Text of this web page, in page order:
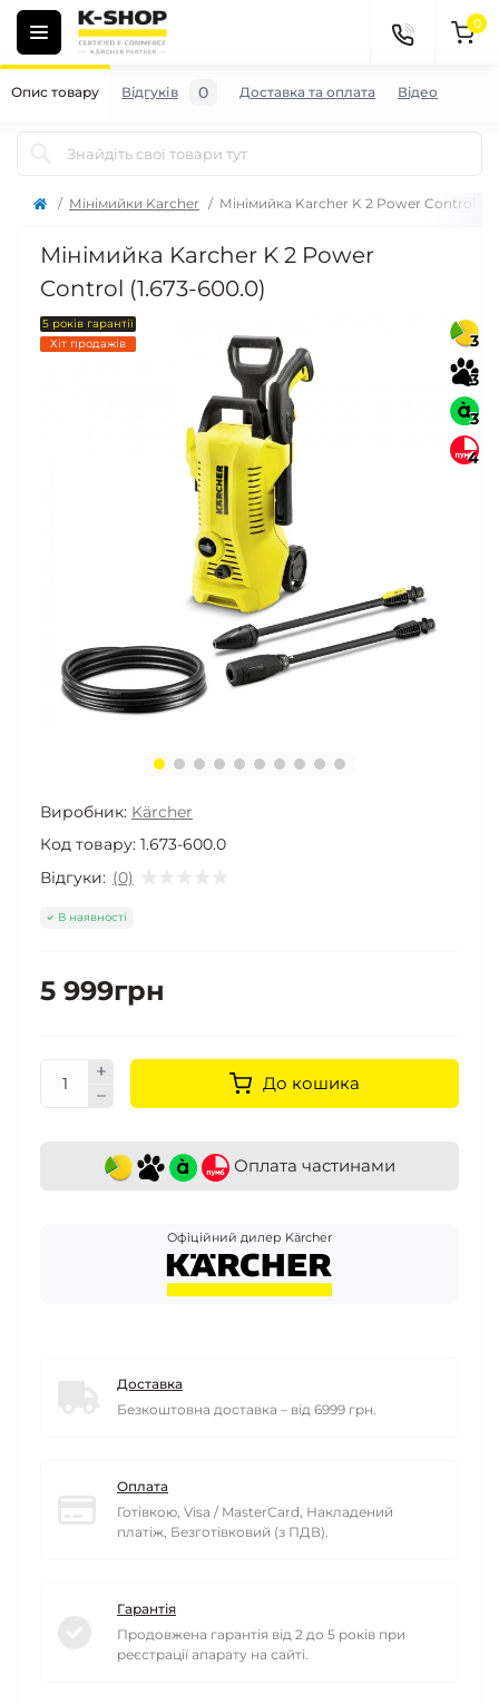
0
Мінімийки Karcher Мінімийка Karcher K 2 Power Control
Мінімийка Karcher K 2 Power
Control (1.673-600.0)
3
3
3
4
5 років гарантії
Хіт продажів
Виробник: Kärcher
Код товару: 1.673-600.0
Відгуки: (0)
В наявності
5 999грн
До кошика
Оплата частинами
Офіційний дилер Kärcher
Доставка
Безкоштовна доставка – від 6999 грн.
Оплата
Готівкою, Visa / MasterCard, Накладений
платіж, Безготівковий (з ПДВ).
Гарантія
Продовжена гарантія від 2 до 5 років при
реєстрації апарату на сайті.
Опис товару Відгуків 0 Доставка та оплата Відео